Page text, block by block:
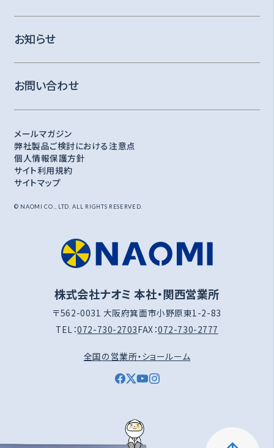
お知らせ
お問い合わせ
メールマガジン
弊社製品ご検討における注意点
個人情報保護方針
サイト利用規約
サイトマップ
© NAOMI CO., LTD. ALL RIGHTS RESERVED.
株式会社ナオミ 本社・関西営業所
〒562-0031 大阪府箕面市小野原東1-2-83
TEL：072-730-2703FAX：072-730-2777
全国の営業所・ショールーム